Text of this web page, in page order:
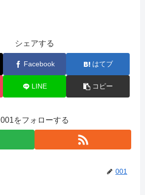
シェアする
Facebook はてブ
LINE コピー
001をフォローする
001